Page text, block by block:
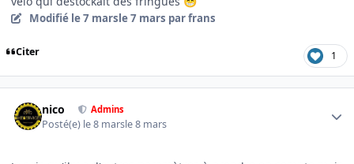
Modifié le 7 marsle 7 mars par frans
Citer 1
nico Admins
Posté(e) le 8 marsle 8 mars